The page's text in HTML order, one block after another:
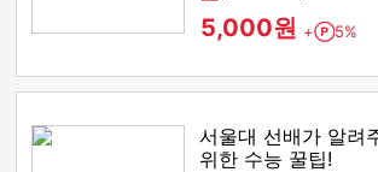
5,000원 + Point
5%
서울대 선배가 알려
위한 수능 꿀팁!